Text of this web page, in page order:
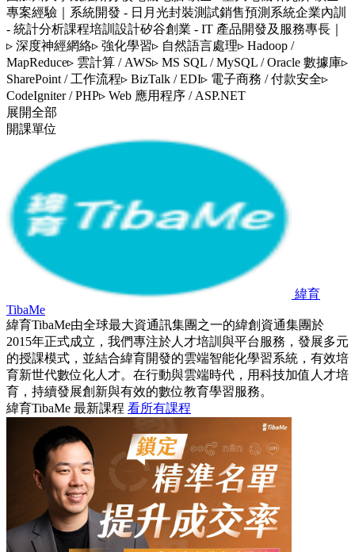
專案經驗｜系統開發 - 日月光封裝測試銷售預測系統企業內訓
- 統計分析課程培訓設計矽谷創業 - IT 產品開發及服務專長｜
▹ 深度神經網絡▹ 強化學習▹ 自然語言處理▹ Hadoop /
MapReduce▹ 雲計算 / AWS▹ MS SQL / MySQL / Oracle 數據庫▹
SharePoint / 工作流程▹ BizTalk / EDI▹ 電子商務 / 付款安全▹
CodeIgniter / PHP▹ Web 應用程序 / ASP.NET
展開全部
開課單位
緯育
TibaMe
緯育TibaMe由全球最大資通訊集團之一的緯創資通集團於
2015年正式成立，我們專注於人才培訓與平台服務，發展多元
的授課模式，並結合緯育開發的雲端智能化學習系統，有效培
育新世代數位化人才。在行動與雲端時代，用科技加值人才培
育，持續發展創新與有效的數位教育學習服務。
緯育TibaMe 最新課程 看所有課程